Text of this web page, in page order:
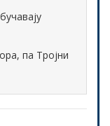
па Тројни